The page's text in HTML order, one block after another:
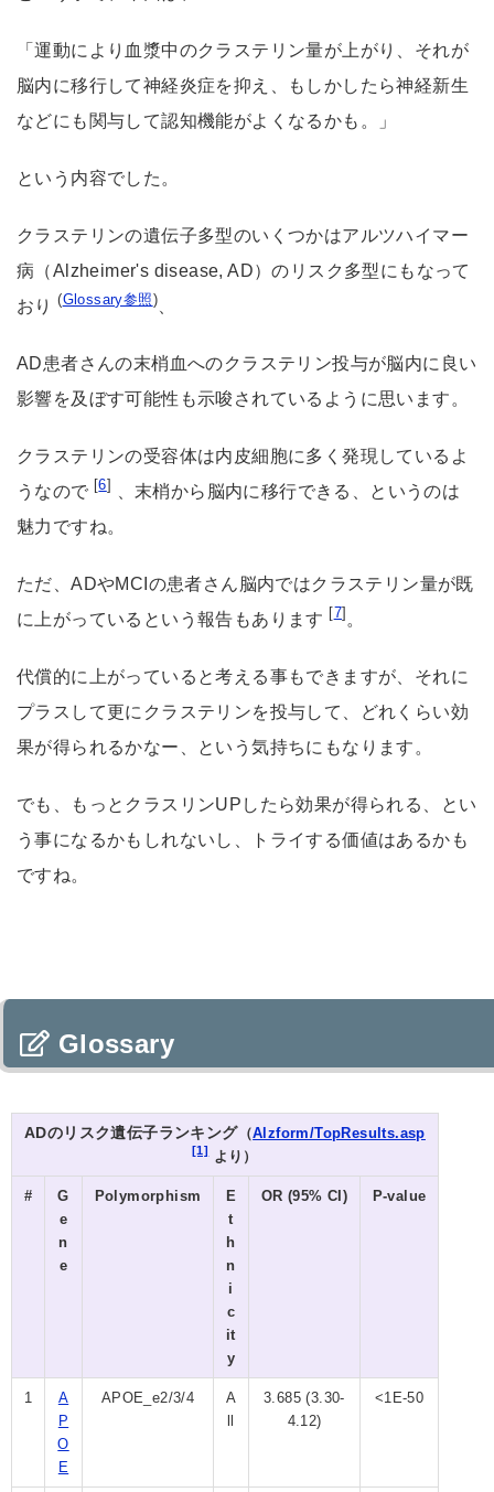
「運動により血漿中のクラステリン量が上がり、それが
脳内に移行して神経炎症を抑え、もしかしたら神経新生
などにも関与して認知機能がよくなるかも。」
という内容でした。
クラステリンの遺伝子多型のいくつかはアルツハイマー
病（Alzheimer's disease, AD）のリスク多型にもなって
おり(Glossary参照)
AD患者さんの末梢血へのクラステリン投与が脳内に良い
影響を及ぼす可能性も示唆されているように思います。
クラステリンの受容体は内皮細胞に多く発現しているよ
うなので [6]
、末梢から脳内に移行できる、というのは
魅力ですね。
ただ、ADやMCIの患者さん脳内ではクラステリン量が既
に上がっているという報告もあります [7] 。
代償的に上がっていると考える事もできますが、それに
プラスして更にクラステリンを投与して、どれくらい効
果が得られるかなー、という気持ちにもなります。
でも、もっとクラスリンUPしたら効果が得られる、とい
う事になるかもしれないし、トライする価値はあるかも
ですね。
Glossary
ADのリスク遺伝子ランキング（Alzform/TopResults.asp
[1]より）
#
G
e
n
e
Polymorphism
E
t
h
n
i
c
it
y
OR (95% CI) P-value
1
A
P
O
E
APOE_e2/3/4
A
3.685 (3.30-
4.12)
<1E-50